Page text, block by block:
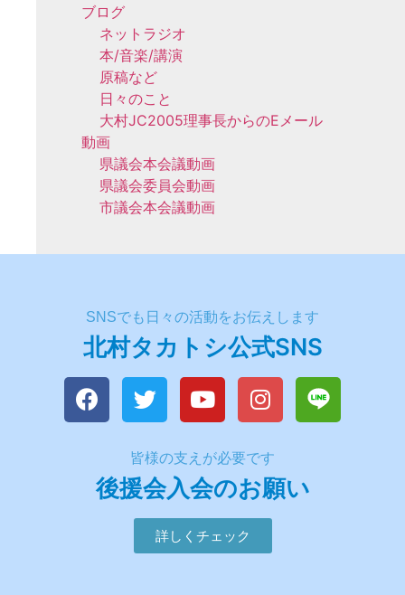
ブログ
ネットラジオ
本/音楽/講演
原稿など
日々のこと
大村JC2005理事長からのEメール
動画
県議会本会議動画
県議会委員会動画
市議会本会議動画
北村タカトシ公式SNS
SNSでも日々の活動をお伝えします
後援会入会のお願い
皆様の支えが必要です
詳しくチェック